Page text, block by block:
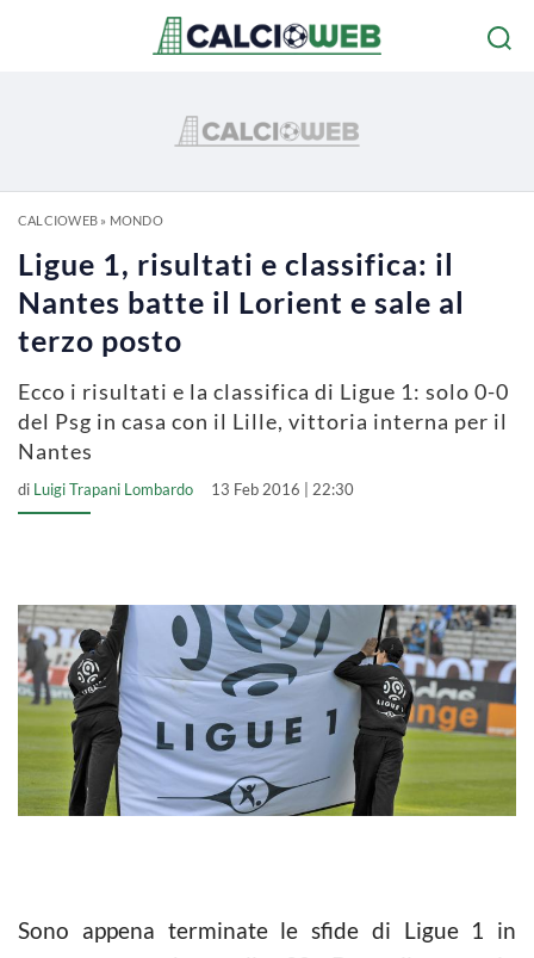
CALCIOWEB» MONDO
Ligue 1, risultati e classifica: il
Nantes batte il Lorient e sale al
terzo posto
Ecco i risultati e la classifica di Ligue 1: solo 0-0
del Psg in casa con il Lille, vittoria interna per il
Nantes
di Luigi Trapani Lombardo 13 Feb 2016 | 22:30
Sono appena terminate le sfide di Ligue 1 in